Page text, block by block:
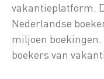
vakantieplatform.
Nederlandse
miljoen
boekers van